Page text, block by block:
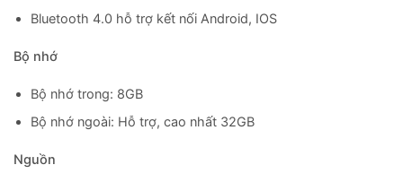
Bluetooth 4.0 hỗ trợ kết nối Android, IOS
Bộ nhớ
Bộ nhớ trong: 8GB
Bộ nhớ ngoài: Hỗ trợ, cao nhất 32GB
Nguồn